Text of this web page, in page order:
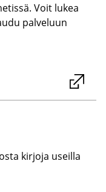
Voit lukea
palveluun
kir­jo­ja useil­la